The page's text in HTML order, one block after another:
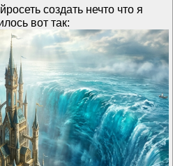
создать нечто что я
вот так: